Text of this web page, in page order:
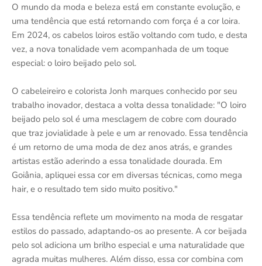
O mundo da moda e beleza está em constante evolução, e
uma tendência que está retornando com força é a cor loira.
Em 2024, os cabelos loiros estão voltando com tudo, e desta
vez, a nova tonalidade vem acompanhada de um toque
especial: o loiro beijado pelo sol.
O cabeleireiro e colorista Jonh marques conhecido por seu
trabalho inovador, destaca a volta dessa tonalidade: "O loiro
beijado pelo sol é uma mesclagem de cobre com dourado
que traz jovialidade à pele e um ar renovado. Essa tendência
é um retorno de uma moda de dez anos atrás, e grandes
artistas estão aderindo a essa tonalidade dourada. Em
Goiânia, apliquei essa cor em diversas técnicas, como mega
hair, e o resultado tem sido muito positivo."
Essa tendência reflete um movimento na moda de resgatar
estilos do passado, adaptando-os ao presente. A cor beijada
pelo sol adiciona um brilho especial e uma naturalidade que
agrada muitas mulheres. Além disso, essa cor combina com